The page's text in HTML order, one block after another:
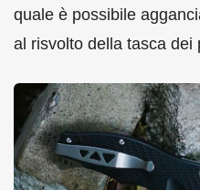
quale è possibile
al risvolto della tasca dei